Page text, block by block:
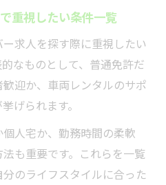
重視したい条件一覧
求人を探す際に重視したい
なものとして、普通免許だ
迎か、車両レンタルのサポ
げられます。
人宅か、勤務時間の柔軟
も重要です。これらを一覧
のライフスタイルに合った